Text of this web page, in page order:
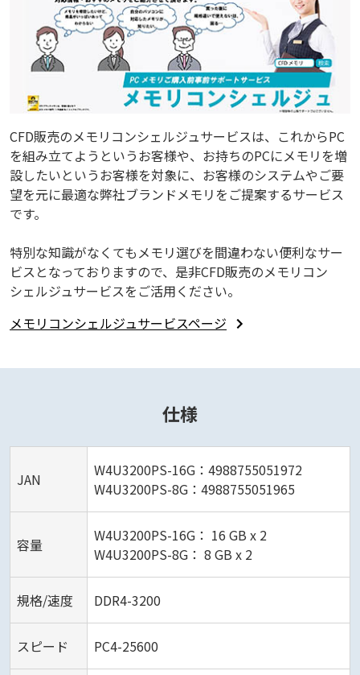
CFD販売のメモリコンシェルジュサービスは、これからPC
を組み立てようというお客様や、お持ちのPCにメモリを増
設したいというお客様を対象に、お客様のシステムやご要
望を元に最適な弊社ブランドメモリをご提案するサービス
です。
特別な知識がなくてもメモリ選びを間違わない便利なサー
ビスとなっておりますので、是非CFD販売のメモリコン
シェルジュサービスをご活用ください。
メモリコンシェルジュサービスページ
仕様
JAN
W4U3200PS-16G：4988755051972
W4U3200PS-8G：4988755051965
容量
W4U3200PS-16G： 16 GB x 2
W4U3200PS-8G： 8 GB x 2
規格/速度 DDR4-3200
スピード PC4-25600